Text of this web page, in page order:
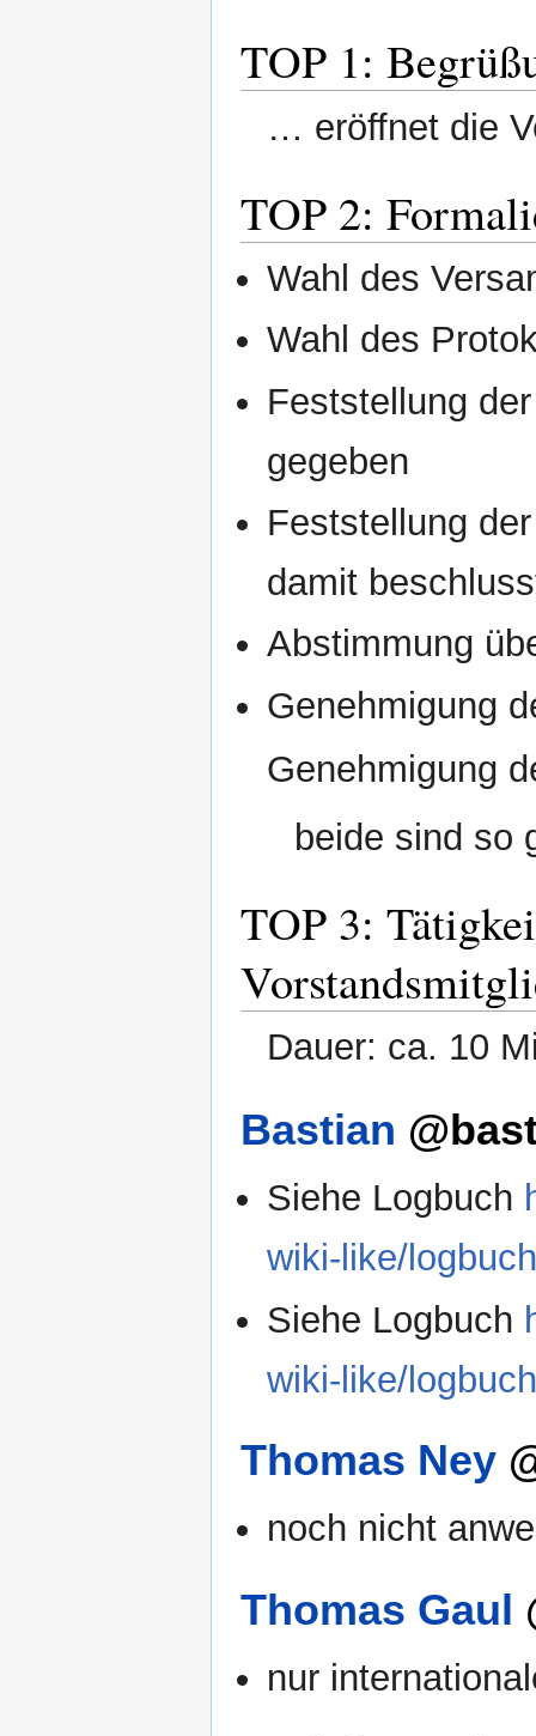
TOP 1:
… eröffnet die
TOP 2:
Wahl des
Wahl des
Feststellung
gegeben
Feststellung
damit
Abstimmung
Genehmigung
Genehmigung
beide sind so
TOP 3:
Dauer: ca. 10
Bastian
Siehe Logbuch
wiki-like/
Siehe Logbuch
wiki-like/
Thomas Ney
noch nicht
Thomas Gaul
nur